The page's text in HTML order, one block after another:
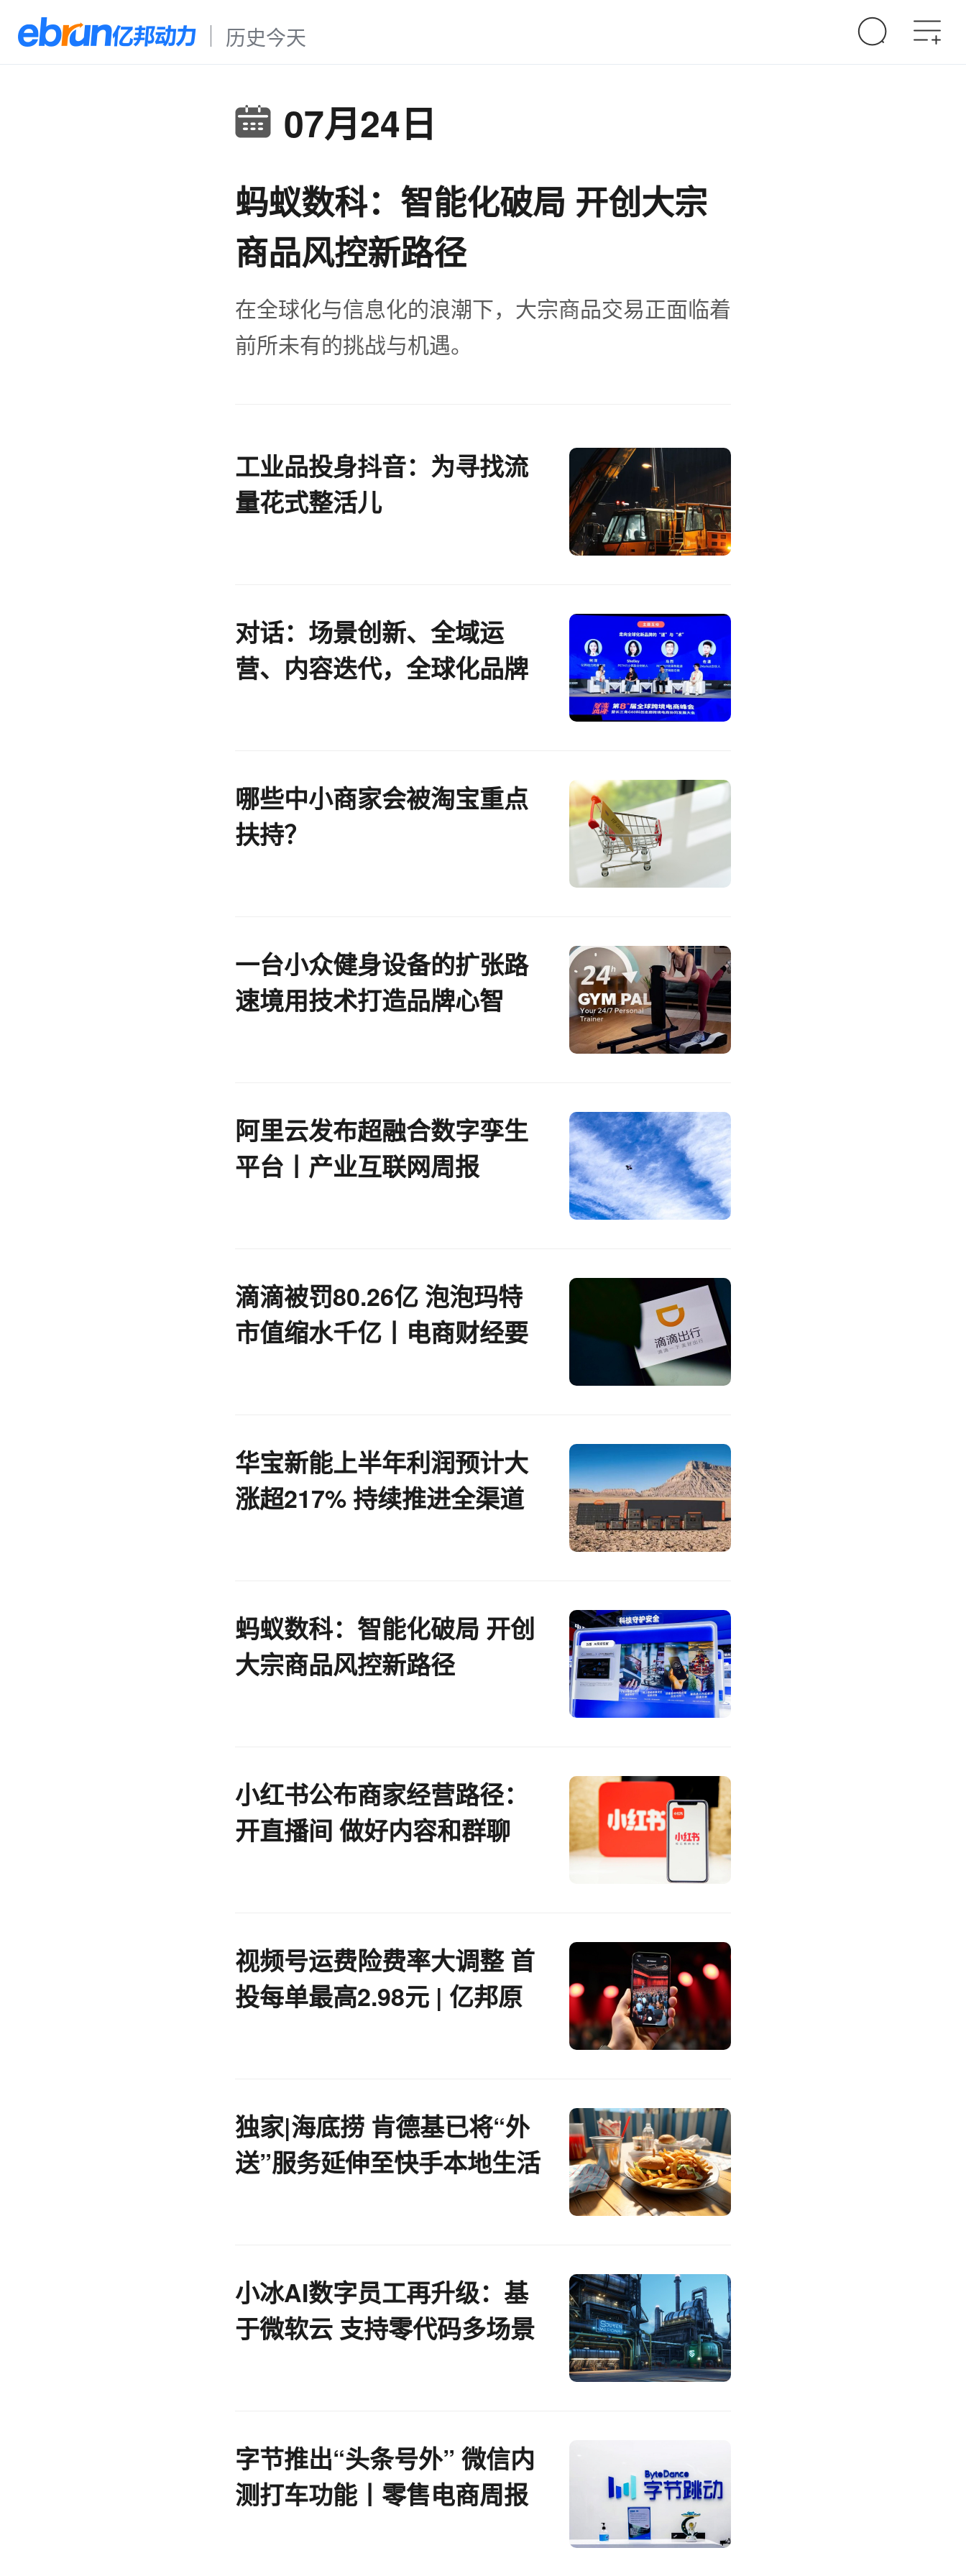
历史今天
07月24日
蚂蚁数科：智能化破局 开创大宗
商品风控新路径
在全球化与信息化的浪潮下，大宗商品交易正面临着
前所未有的挑战与机遇。
工业品投身抖音：为寻找流
量花式整活儿
对话：场景创新、全域运
营、内容迭代，全球化品牌
哪些中小商家会被淘宝重点
扶持？
一台小众健身设备的扩张路
速境用技术打造品牌心智
阿里云发布超融合数字孪生
平台丨产业互联网周报
滴滴被罚80.26亿 泡泡玛特
市值缩水千亿丨电商财经要
华宝新能上半年利润预计大
涨超217% 持续推进全渠道
蚂蚁数科：智能化破局 开创
大宗商品风控新路径
小红书公布商家经营路径：
开直播间 做好内容和群聊
视频号运费险费率大调整 首
投每单最高2.98元 | 亿邦原
独家|海底捞 肯德基已将“外
送”服务延伸至快手本地生活
小冰AI数字员工再升级：基
于微软云 支持零代码多场景
字节推出“头条号外” 微信内
测打车功能丨零售电商周报